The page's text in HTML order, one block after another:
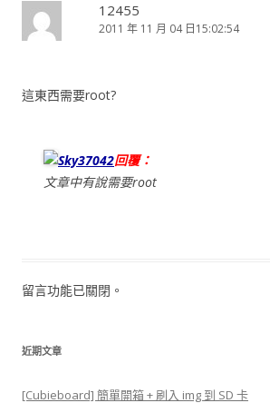
12455
2011 年 11 月 04 日15:02:54
這東西需要root?
Sky37042回覆：
文章中有說需要root
留言功能已關閉。
近期文章
[Cubieboard] 簡單開箱 + 刷入 img 到 SD 卡